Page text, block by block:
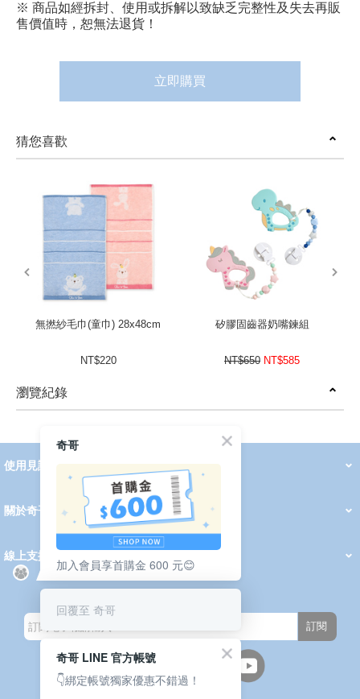
※ 商品如經拆封、使用或拆解以致缺乏完整性及失去再販
售價值時，恕無法退貨！
立即購買
猜您喜歡
無撚紗毛巾(童巾) 28x48cm
NT$220
矽膠固齒器奶嘴鍊組
NT$650 NT$585
瀏覽紀錄
prev
next
使用見證 線上DM
2026 PADDINGTON 春夏服飾
2026 Peter Rabbit 春夏服飾
2026 CHIC BASICS春夏服飾
2026 Chic“a”Bon 派對禮服系列
2026 Chic“a”Bon 春夏服飾
媽咪購物指南
關於奇哥
奇哥的故事
育兒資訊站
會員中心
會員權益說明
我的帳戶
訂單查詢
紅利點數
修改會員資料
活動報名
線上支援
購買說明
常見問題
隱私權聲明
保固卡登錄
保固查詢
訂閱
奇哥
加入會員享首購金 600 元😊
回覆至 奇哥
奇哥 LINE 官方帳號
👇綁定帳號獨家優惠不錯過！